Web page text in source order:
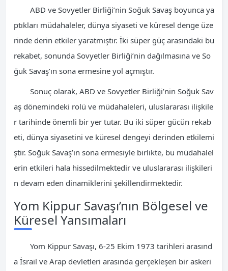
ABD ve Sovyetler Birliği’nin Soğuk Savaş boyunca ya
ptıkları müdahaleler, dünya siyaseti ve küresel denge üze
rinde derin etkiler yaratmıştır. İki süper güç arasındaki bu
rekabet, sonunda Sovyetler Birliği’nin dağılmasına ve So
ğuk Savaş’ın sona ermesine yol açmıştır.
Sonuç olarak, ABD ve Sovyetler Birliği’nin Soğuk Sav
aş dönemindeki rolü ve müdahaleleri, uluslararası ilişkile
r tarihinde önemli bir yer tutar. Bu iki süper gücün rekab
eti, dünya siyasetini ve küresel dengeyi derinden etkilemi
ştir. Soğuk Savaş’ın sona ermesiyle birlikte, bu müdahalel
erin etkileri hala hissedilmektedir ve uluslararası ilişkileri
n devam eden dinamiklerini şekillendirmektedir.
Yom Kippur Savaşı’nın Bölgesel ve
Küresel Yansımaları
Yom Kippur Savaşı, 6-25 Ekim 1973 tarihleri arasınd
a İsrail ve Arap devletleri arasında gerçekleşen bir askeri